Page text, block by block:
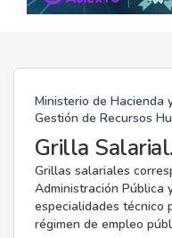
Ministerio de Hacienda
Gestión de Recursos
Grilla Salarial.
Grillas salariales
Administración Pública
especialidades técnico
régimen de empleo